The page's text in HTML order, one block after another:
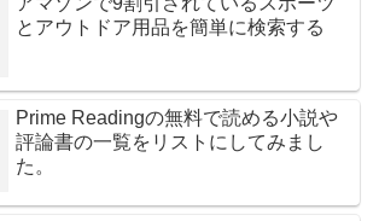
とアウトドア用品を簡単に検索する
Prime Readingの無料で読める小説や
評論書の一覧をリストにしてみまし
た。